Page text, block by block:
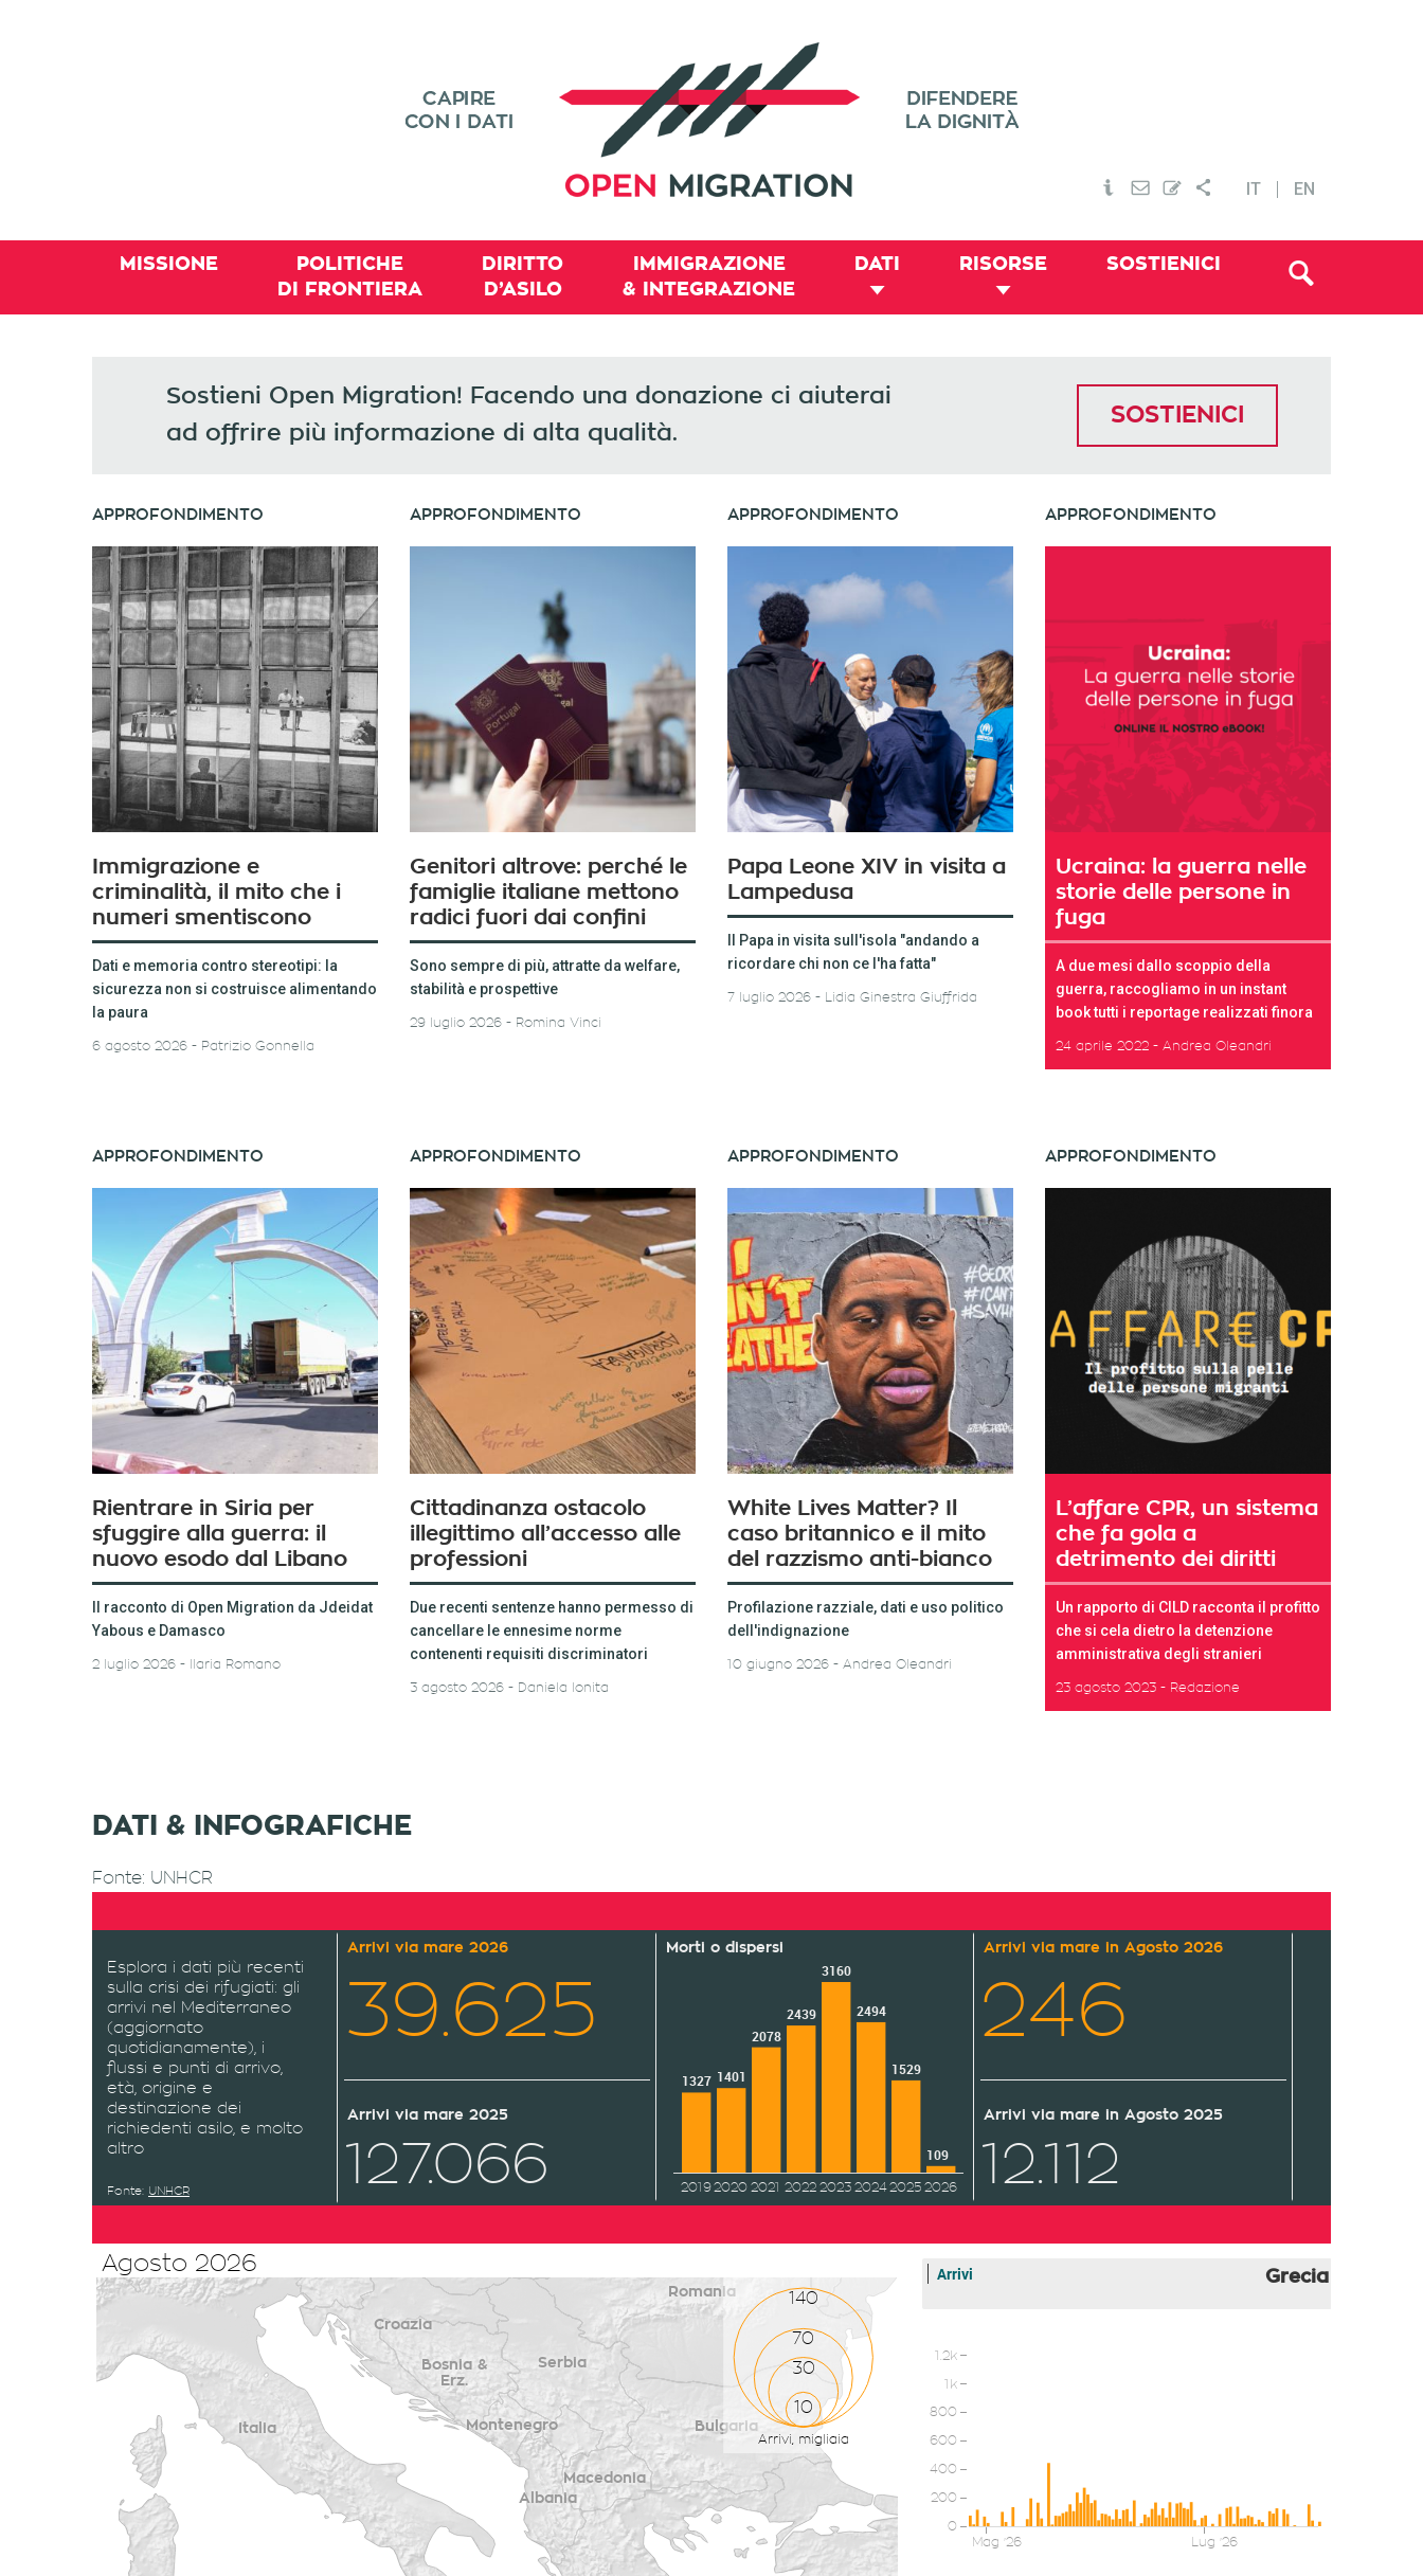
IT EN
MISSIONE
POLITICHE
DI FRONTIERA
DIRITTO
D’ASILO
IMMIGRAZIONE
& INTEGRAZIONE
DATI RISORSE SOSTIENICI
Sostieni Open Migration! Facendo una donazione ci aiuterai
ad offrire più informazione di alta qualità.
SOSTIENICI
APPROFONDIMENTO
Immigrazione e
criminalità, il mito che i
numeri smentiscono
Dati e memoria contro stereotipi: la
sicurezza non si costruisce alimentando
la paura
6 agosto 2026 Patrizio Gonnella
APPROFONDIMENTO
Genitori altrove: perché le
famiglie italiane mettono
radici fuori dai confini
Sono sempre di più, attratte da welfare,
stabilità e prospettive
29 luglio 2026 Romina Vinci
APPROFONDIMENTO
Papa Leone XIV in visita a
Lampedusa
Il Papa in visita sull'isola "andando a
ricordare chi non ce l'ha fatta"
7 luglio 2026 Lidia Ginestra Giuffrida
APPROFONDIMENTO
Ucraina: la guerra nelle
storie delle persone in
fuga
A due mesi dallo scoppio della
guerra, raccogliamo in un instant
book tutti i reportage realizzati finora
24 aprile 2022 Andrea Oleandri
APPROFONDIMENTO
Rientrare in Siria per
sfuggire alla guerra: il
nuovo esodo dal Libano
Il racconto di Open Migration da Jdeidat
Yabous e Damasco
2 luglio 2026 Ilaria Romano
APPROFONDIMENTO
Cittadinanza ostacolo
illegittimo all’accesso alle
professioni
Due recenti sentenze hanno permesso di
cancellare le ennesime norme
contenenti requisiti discriminatori
3 agosto 2026 Daniela Ionita
APPROFONDIMENTO
White Lives Matter? Il
caso britannico e il mito
del razzismo anti-bianco
Profilazione razziale, dati e uso politico
dell'indignazione
10 giugno 2026 Andrea Oleandri
APPROFONDIMENTO
L’affare CPR, un sistema
che fa gola a
detrimento dei diritti
Un rapporto di CILD racconta il profitto
che si cela dietro la detenzione
amministrativa degli stranieri
23 agosto 2023 Redazione
DATI & INFOGRAFICHE
Fonte: UNHCR